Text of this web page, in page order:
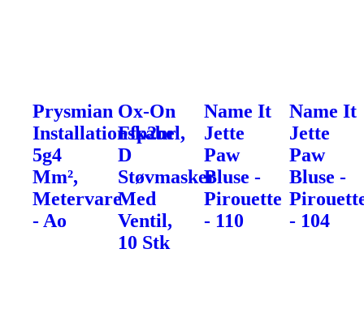
Prysmian
Installationskabel,
5g4
Mm²,
Metervare
- Ao
Ox-On
Ffp2nr
D
Støvmasker
Med
Ventil,
10 Stk
Name It
Jette
Paw
Bluse -
Pirouette
- 110
Name It
Jette
Paw
Bluse -
- 104